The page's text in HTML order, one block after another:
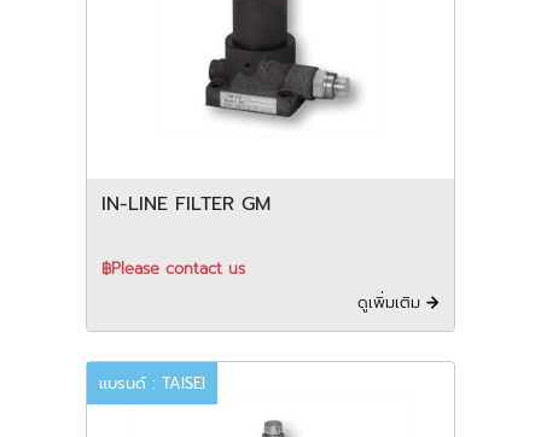
IN-LINE FILTER GM
฿Please contact us
ดูเพิ่มเติม
แบรนด์ : TAISEI